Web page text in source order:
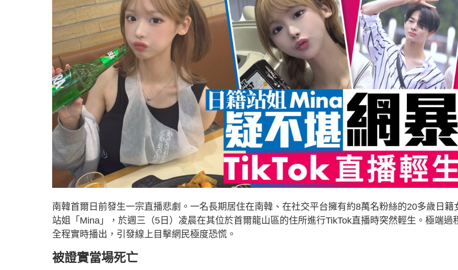
南韓首爾日前發生一宗直播悲劇。一名長期居住在南韓、在社交平台擁有約8萬名粉絲的20多歲日籍
站姐「Mina」，於週三（5日）凌晨在其位於首爾龍山區的住所進行TikTok直播時突然輕生。極端過
全程實時播出，引發線上目擊網民極度恐慌。
被證實當場死亡